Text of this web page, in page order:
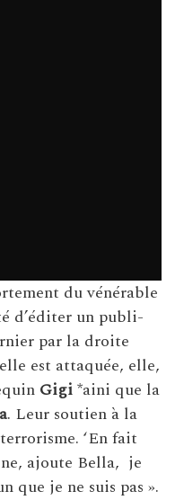
du vénérable
d’éditer un publi-
par la droite
est attaquée, elle,
Gigi*aini que la
. Leur soutien à la
‘En fait
ajoute Bella, je
que je ne suis pas ».